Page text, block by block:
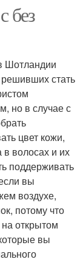
без
Шотландии
стать
но в случае с
цвет кожи,
в волосах и их
поддерживать
вы
воздухе,
потому что
открытом
вы